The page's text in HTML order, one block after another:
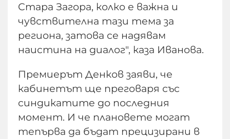
Стара Загора, колко е важна и
чувствителна тази тема за
региона, затова се надявам
наистина на диалог", каза Иванова.
Премиерът Денков заяви, че
кабинетът ще преговаря със
синдикатите до последния
момент. И че плановете могат
тепърва да бъдат прецизирани в